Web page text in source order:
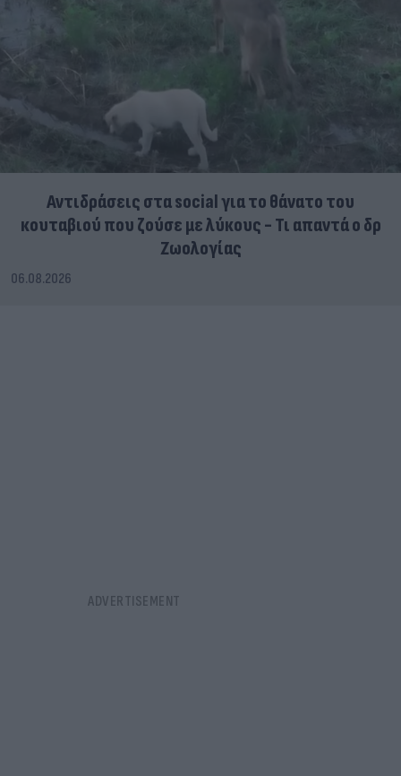
Αντιδράσεις στα social για το θάνατο του
κουταβιού που ζούσε με λύκους - Τι απαντά ο δρ
Ζωολογίας
06.08.2026